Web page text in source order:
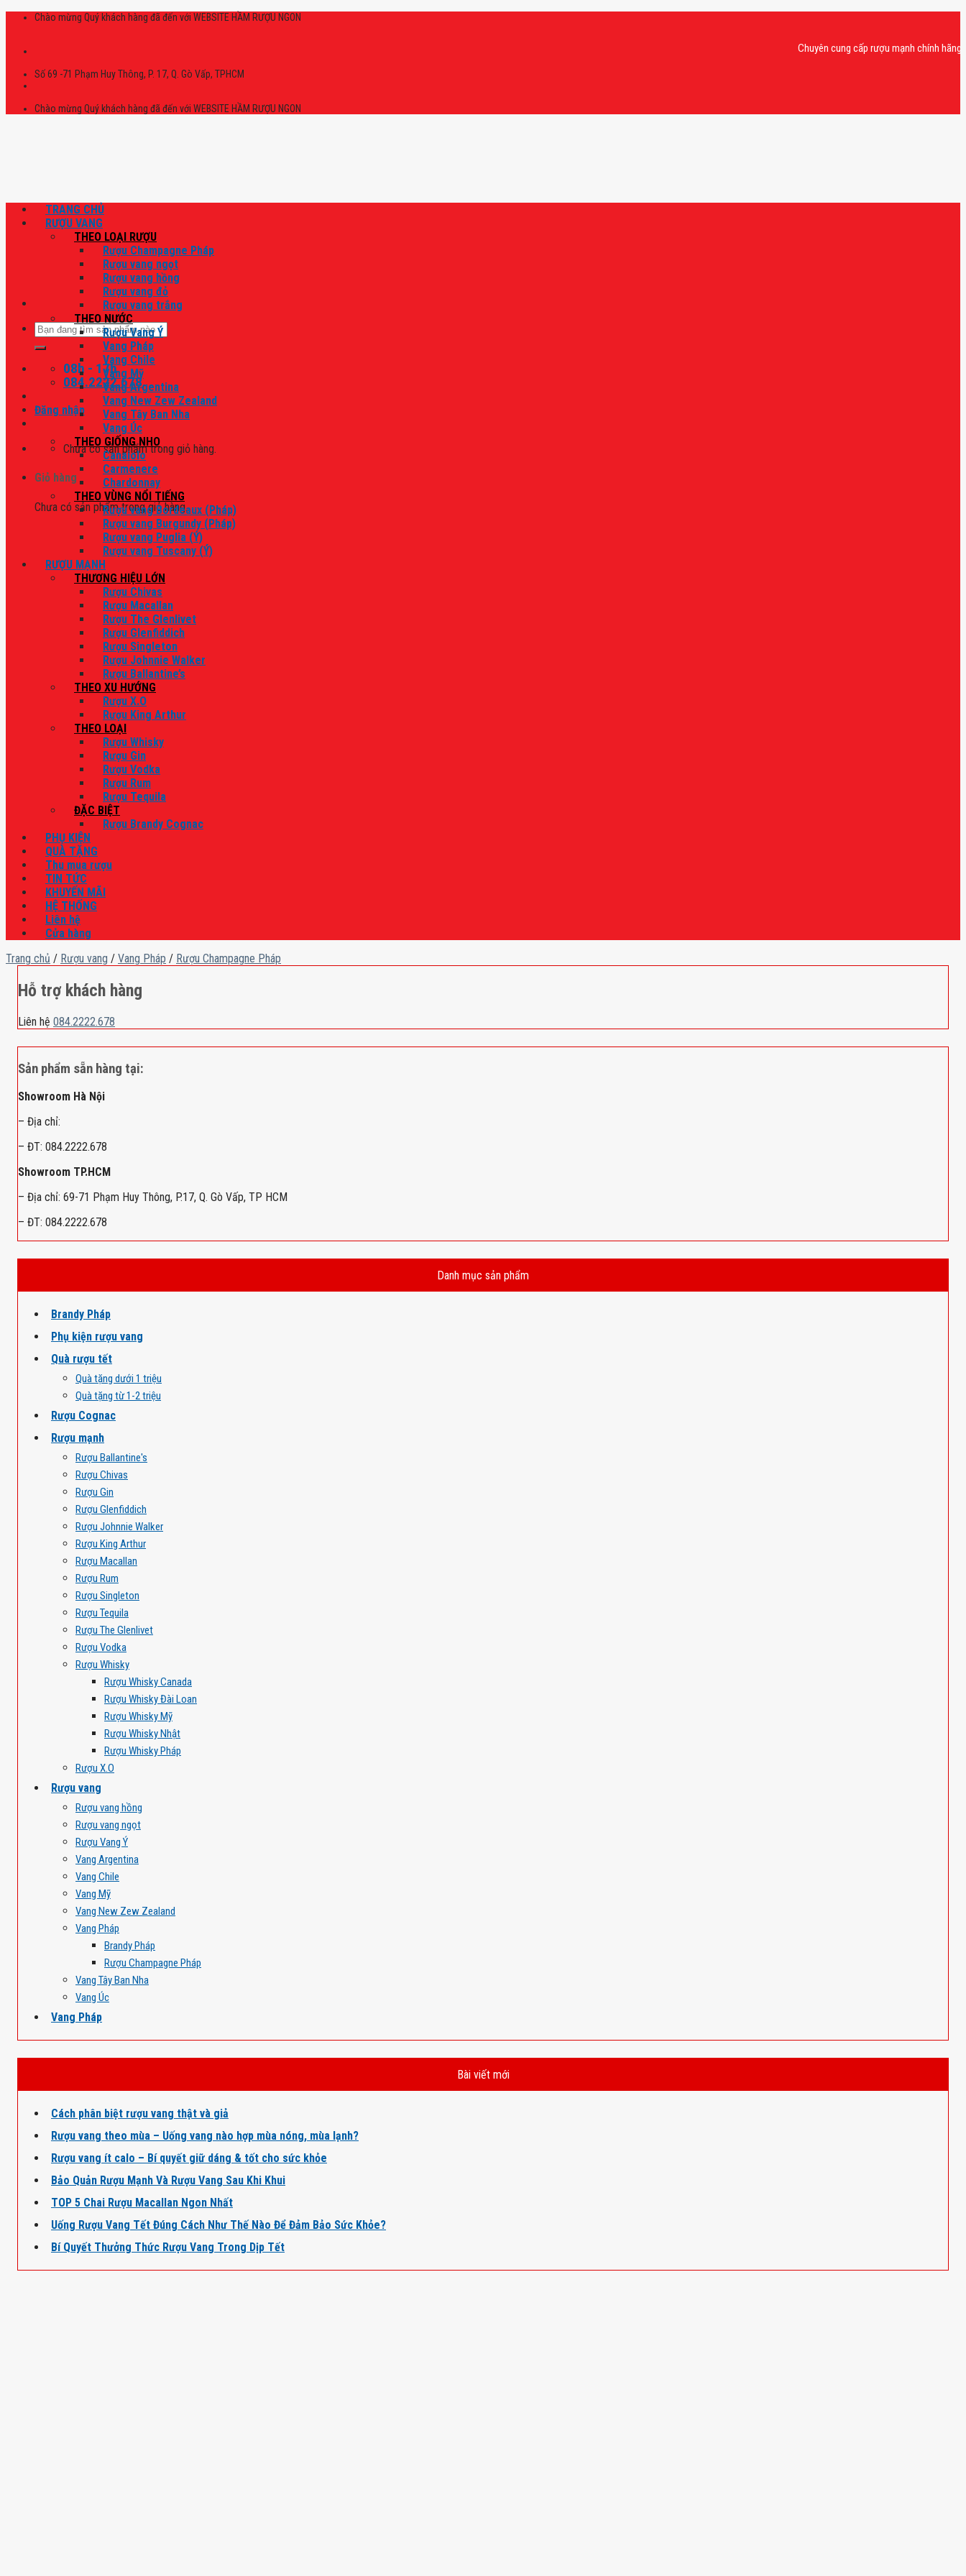
Skip
Chào mừng Quý khách hàng đã đến với WEBSITE HẦM RƯỢU NGON
Chuyên cung cấp rượu mạnh chính hãng,
Số 69 -71 Phạm Huy Thông, P. 17, Q. Gò Vấp, TPHCM
Chào mừng Quý khách hàng đã đến với WEBSITE HẦM RƯỢU NGON
Tìm
kiếm:
08h - 17h
084.2222.678
Đăng nhập
Chưa có sản phẩm trong giỏ hàng.
Giỏ hàng
Chưa có sản phẩm trong giỏ hàng.
TRANG CHỦ
RƯỢU VANG
THEO LOẠI RƯỢU
Rượu Champagne Pháp
Rượu vang ngọt
Rượu vang hồng
Rượu vang đỏ
Rượu vang trắng
THEO NƯỚC
Rượu Vang Ý
Vang Pháp
Vang Chile
Vang Mỹ
Vang Argentina
Vang New Zew Zealand
Vang Tây Ban Nha
Vang Úc
THEO GIỐNG NHO
Canaiolo
Carmenere
Chardonnay
THEO VÙNG NỔI TIẾNG
Rượu vang Bordeaux (Pháp)
Rượu vang Burgundy (Pháp)
Rượu vang Puglia (Ý)
Rượu vang Tuscany (Ý)
RƯỢU MẠNH
THƯƠNG HIỆU LỚN
Rượu Chivas
Rượu Macallan
Rượu The Glenlivet
Rượu Glenfiddich
Rượu Singleton
Rượu Johnnie Walker
Rượu Ballantine’s
THEO XU HƯỚNG
Rượu X.O
Rượu King Arthur
THEO LOẠI
Rượu Whisky
Rượu Gin
Rượu Vodka
Rượu Rum
Rượu Tequila
ĐẶC BIỆT
Rượu Brandy Cognac
PHỤ KIỆN
QUÀ TẶNG
Thu mua rượu
TIN TỨC
KHUYẾN MÃI
HỆ THỐNG
Liên hệ
Cửa hàng
Trang chủ / Rượu vang / Vang Pháp / Rượu Champagne Pháp
Hỗ trợ khách hàng
Liên hệ 084.2222.678
Sản phẩm sẵn hàng tại:
Showroom Hà Nội
– Địa chỉ:
– ĐT: 084.2222.678
Showroom TP.HCM
– Địa chỉ: 69-71 Phạm Huy Thông, P.17, Q. Gò Vấp, TP HCM
– ĐT: 084.2222.678
Danh mục sản phẩm
Brandy Pháp
Phụ kiện rượu vang
Quà rượu tết
Quà tặng dưới 1 triệu
Quà tặng từ 1-2 triệu
Rượu Cognac
Rượu mạnh
Rượu Ballantine's
Rượu Chivas
Rượu Gin
Rượu Glenfiddich
Rượu Johnnie Walker
Rượu King Arthur
Rượu Macallan
Rượu Rum
Rượu Singleton
Rượu Tequila
Rượu The Glenlivet
Rượu Vodka
Rượu Whisky
Rượu Whisky Canada
Rượu Whisky Đài Loan
Rượu Whisky Mỹ
Rượu Whisky Nhật
Rượu Whisky Pháp
Rượu X.O
Rượu vang
Rượu vang hồng
Rượu vang ngọt
Rượu Vang Ý
Vang Argentina
Vang Chile
Vang Mỹ
Vang New Zew Zealand
Vang Pháp
Brandy Pháp
Rượu Champagne Pháp
Vang Tây Ban Nha
Vang Úc
Vang Pháp
Bài viết mới
Cách phân biệt rượu vang thật và giả
Rượu vang theo mùa – Uống vang nào hợp mùa nóng, mùa lạnh?
Rượu vang ít calo – Bí quyết giữ dáng & tốt cho sức khỏe
Bảo Quản Rượu Mạnh Và Rượu Vang Sau Khi Khui
TOP 5 Chai Rượu Macallan Ngon Nhất
Uống Rượu Vang Tết Đúng Cách Như Thế Nào Để Đảm Bảo Sức Khỏe?
Bí Quyết Thưởng Thức Rượu Vang Trong Dịp Tết